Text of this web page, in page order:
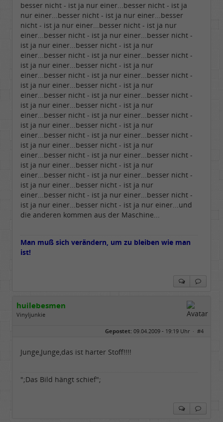
besser nicht - ist ja nur einer...besser nicht - ist ja
nur einer...besser nicht - ist ja nur einer...besser
nicht - ist ja nur einer...besser nicht - ist ja nur
einer...besser nicht - ist ja nur einer...besser nicht -
ist ja nur einer...besser nicht - ist ja nur
einer...besser nicht - ist ja nur einer...besser nicht -
ist ja nur einer...besser nicht - ist ja nur
einer...besser nicht - ist ja nur einer...besser nicht -
ist ja nur einer...besser nicht - ist ja nur
einer...besser nicht - ist ja nur einer...besser nicht -
ist ja nur einer...besser nicht - ist ja nur
einer...besser nicht - ist ja nur einer...besser nicht -
ist ja nur einer...besser nicht - ist ja nur
einer...besser nicht - ist ja nur einer...besser nicht -
ist ja nur einer...besser nicht - ist ja nur
einer...besser nicht - ist ja nur einer...besser nicht -
ist ja nur einer...besser nicht - ist ja nur
einer...besser nicht - ist ja nur einer...besser nicht -
ist ja nur einer...besser nicht - ist ja nur
einer...besser nicht - ist ja nur einer...besser nicht -
ist ja nur einer...besser nicht - ist ja nur einer...und
die anderen kommen aus der Maschine...
Man muß sich verändern, um zu bleiben wie man
ist!
huilebesmen
Vinyljunkie
Gepostet: 09.04.2009 - 19:19 Uhr · #4
Junge,Junge,das ist harter Stoff!!!!
";Das Bild hängt schief";